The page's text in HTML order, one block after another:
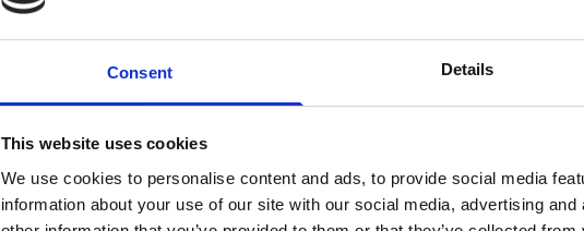
Consent Details
This website uses cookies
We use cookies to personalise content and ads, to provide social media
information about your use of our site with our social media, advertising